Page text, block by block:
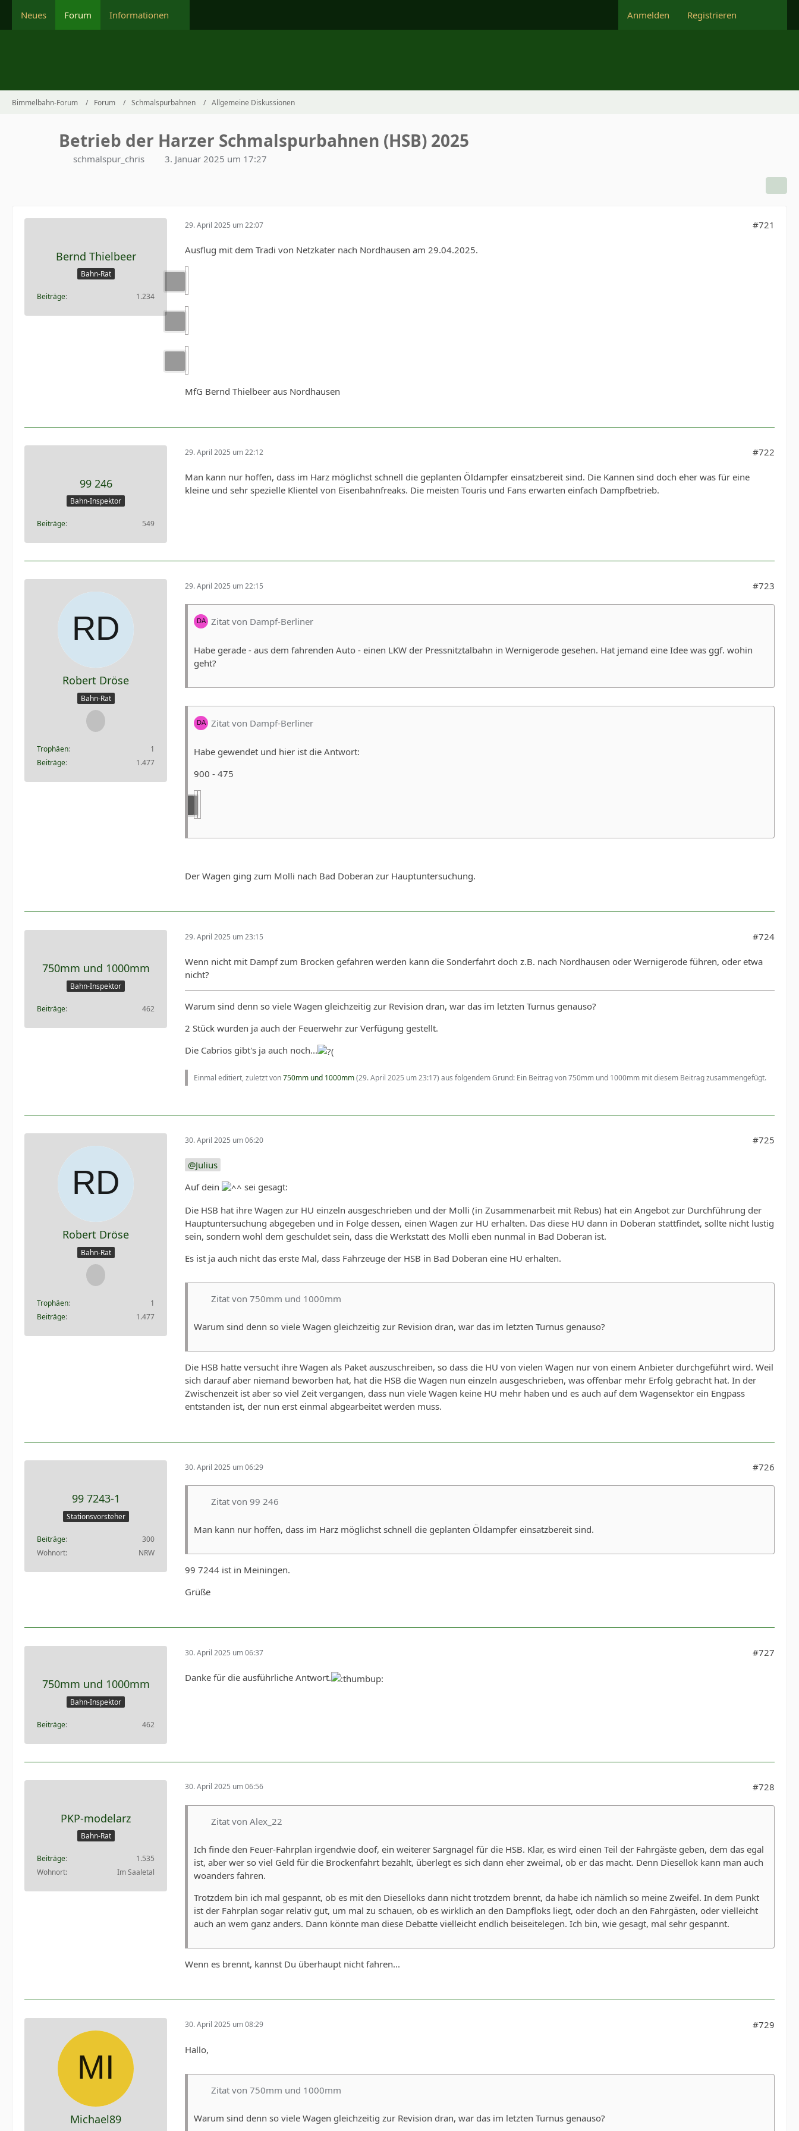
Neues Forum Informationen Anmelden Registrieren
Bimmelbahn-Forum Forum Schmalspurbahnen Allgemeine Diskussionen
Betrieb der Harzer Schmalspurbahnen (HSB) 2025
schmalspur_chris 3. Januar 2025 um 17:27
Bernd Thielbeer
Bahn-Rat
Beiträge 1.234
29. April 2025 um 22:07 #721
Ausflug mit dem Tradi von Netzkater nach Nordhausen am 29.04.2025.
MfG Bernd Thielbeer aus Nordhausen
99 246
Bahn-Inspektor
Beiträge 549
29. April 2025 um 22:12 #722
Man kann nur hoffen, dass im Harz möglichst schnell die geplanten Öldampfer einsatzbereit sind. Die Kannen sind doch eher was für eine
kleine und sehr spezielle Klientel von Eisenbahnfreaks. Die meisten Touris und Fans erwarten einfach Dampfbetrieb.
Robert Dröse
Bahn-Rat
Trophäen
1
Beiträge
1.477
29. April 2025 um 22:15 #723
Zitat von Dampf-Berliner
Habe gerade - aus dem fahrenden Auto - einen LKW der Pressnitztalbahn in Wernigerode gesehen. Hat jemand eine Idee was ggf. wohin
geht?
Zitat von Dampf-Berliner
Habe gewendet und hier ist die Antwort:
900 - 475
Der Wagen ging zum Molli nach Bad Doberan zur Hauptuntersuchung.
750mm und 1000mm
Bahn-Inspektor
Beiträge 462
29. April 2025 um 23:15 #724
Wenn nicht mit Dampf zum Brocken gefahren werden kann die Sonderfahrt doch z.B. nach Nordhausen oder Wernigerode führen, oder etwa
nicht?
Warum sind denn so viele Wagen gleichzeitig zur Revision dran, war das im letzten Turnus genauso?
2 Stück wurden ja auch der Feuerwehr zur Verfügung gestellt.
Die Cabrios gibt's ja auch noch...
Einmal editiert, zuletzt von750mm und 1000mm(29. April 2025 um 23:17) aus folgendem Grund: Ein Beitrag von 750mm und 1000mm mit diesem Beitrag zusammengefügt.
Robert Dröse
Bahn-Rat
Trophäen
1
Beiträge
1.477
30. April 2025 um 06:20 #725
Julius
Auf dein
sei gesagt:
Die HSB hat ihre Wagen zur HU einzeln ausgeschrieben und der Molli (in Zusammenarbeit mit Rebus) hat ein Angebot zur Durchführung der
Hauptuntersuchung abgegeben und in Folge dessen, einen Wagen zur HU erhalten. Das diese HU dann in Doberan stattfindet, sollte nicht lustig
sein, sondern wohl dem geschuldet sein, dass die Werkstatt des Molli eben nunmal in Bad Doberan ist.
Es ist ja auch nicht das erste Mal, dass Fahrzeuge der HSB in Bad Doberan eine HU erhalten.
Zitat von 750mm und 1000mm
Warum sind denn so viele Wagen gleichzeitig zur Revision dran, war das im letzten Turnus genauso?
Die HSB hatte versucht ihre Wagen als Paket auszuschreiben, so dass die HU von vielen Wagen nur von einem Anbieter durchgeführt wird. Weil
sich darauf aber niemand beworben hat, hat die HSB die Wagen nun einzeln ausgeschrieben, was offenbar mehr Erfolg gebracht hat. In der
Zwischenzeit ist aber so viel Zeit vergangen, dass nun viele Wagen keine HU mehr haben und es auch auf dem Wagensektor ein Engpass
entstanden ist, der nun erst einmal abgearbeitet werden muss.
99 7243-1
Stationsvorsteher
Beiträge
300
Wohnort
NRW
30. April 2025 um 06:29 #726
Zitat von 99 246
Man kann nur hoffen, dass im Harz möglichst schnell die geplanten Öldampfer einsatzbereit sind.
99 7244 ist in Meiningen.
Grüße
750mm und 1000mm
Bahn-Inspektor
Beiträge 462
30. April 2025 um 06:37 #727
Danke für die ausführliche Antwort.
PKP-modelarz
Bahn-Rat
Beiträge
1.535
Wohnort
Im Saaletal
30. April 2025 um 06:56 #728
Zitat von Alex_22
Ich finde den Feuer-Fahrplan irgendwie doof, ein weiterer Sargnagel für die HSB. Klar, es wird einen Teil der Fahrgäste geben, dem das egal
ist, aber wer so viel Geld für die Brockenfahrt bezahlt, überlegt es sich dann eher zweimal, ob er das macht. Denn Diesellok kann man auch
woanders fahren.
Trotzdem bin ich mal gespannt, ob es mit den Dieselloks dann nicht trotzdem brennt, da habe ich nämlich so meine Zweifel. In dem Punkt
ist der Fahrplan sogar relativ gut, um mal zu schauen, ob es wirklich an den Dampfloks liegt, oder doch an den Fahrgästen, oder vielleicht
auch an wem ganz anders. Dann könnte man diese Debatte vielleicht endlich beiseitelegen. Ich bin, wie gesagt, mal sehr gespannt.
Wenn es brennt, kannst Du überhaupt nicht fahren...
Michael89
30. April 2025 um 08:29 #729
Hallo,
Zitat von 750mm und 1000mm
Warum sind denn so viele Wagen gleichzeitig zur Revision dran, war das im letzten Turnus genauso?